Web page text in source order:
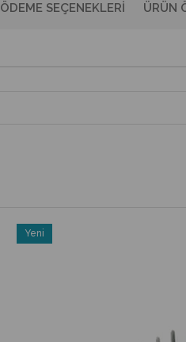
ÖDEME SEÇENEKLERI ÜRÜN
Yeni